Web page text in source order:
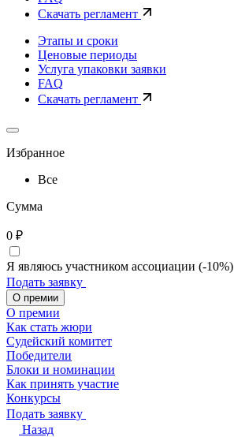
Скачать регламент
Этапы и сроки
Ценовые периоды
Услуга упаковки заявки
FAQ
Скачать регламент
Избранное
Все
Сумма
0 ₽
Я являюсь участником ассоциации (-10%)
Подать заявку
О премии
О премии
Как стать жюри
Судейский комитет
Победители
Блоки и номинации
Как принять участие
Конкурсы
Подать заявку
Назад